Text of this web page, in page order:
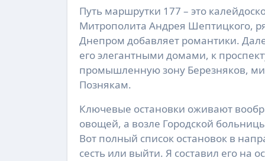
Путь маршрутки 177 – это
Митрополита Андрея Шептицкого,
Днепром добавляет романтики.
его элегантными домами, к
промышленную зону Березняков,
Познякам.
Ключевые остановки оживают
овощей, а возле Городской
Вот полный список остановок в
сесть или выйти. Я составил его на